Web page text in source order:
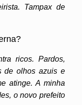
Tampax de
ricos. Pardos,
de olhos azuis e
atinge. A minha
o novo prefeito